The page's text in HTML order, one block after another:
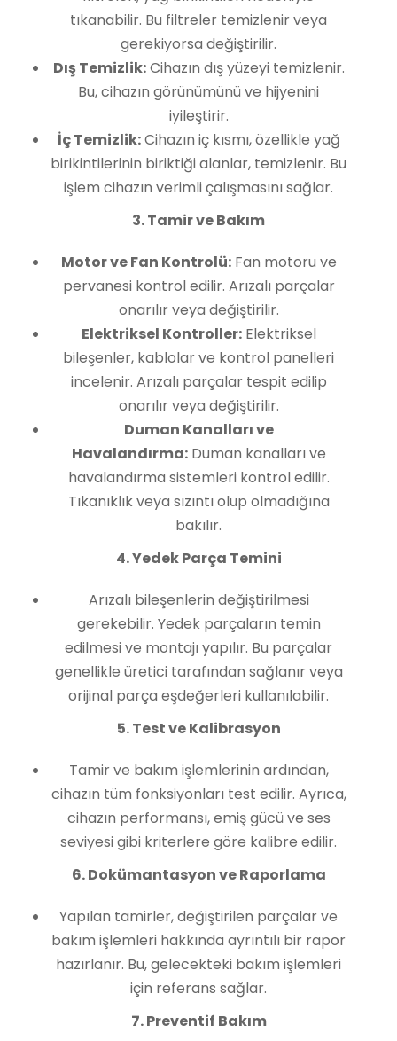
tıkanabilir. Bu filtreler temizlenir veya
gerekiyorsa değiştirilir.
Dış Temizlik:Cihazın dış yüzeyi temizlenir.
Bu, cihazın görünümünü ve hijyenini
iyileştirir.
İç Temizlik:Cihazın iç kısmı, özellikle yağ
birikintilerinin biriktiği alanlar, temizlenir. Bu
işlem cihazın verimli çalışmasını sağlar.
3. Tamir ve Bakım
Motor ve Fan Kontrolü:Fan motoru ve
pervanesi kontrol edilir. Arızalı parçalar
onarılır veya değiştirilir.
Elektriksel Kontroller:Elektriksel
bileşenler, kablolar ve kontrol panelleri
incelenir. Arızalı parçalar tespit edilip
onarılır veya değiştirilir.
Duman Kanalları ve
Havalandırma:Duman kanalları ve
havalandırma sistemleri kontrol edilir.
Tıkanıklık veya sızıntı olup olmadığına
bakılır.
4. Yedek Parça Temini
Arızalı bileşenlerin değiştirilmesi
gerekebilir. Yedek parçaların temin
edilmesi ve montajı yapılır. Bu parçalar
genellikle üretici tarafından sağlanır veya
orijinal parça eşdeğerleri kullanılabilir.
5. Test ve Kalibrasyon
Tamir ve bakım işlemlerinin ardından,
cihazın tüm fonksiyonları test edilir. Ayrıca,
cihazın performansı, emiş gücü ve ses
seviyesi gibi kriterlere göre kalibre edilir.
6. Dokümantasyon ve Raporlama
Yapılan tamirler, değiştirilen parçalar ve
bakım işlemleri hakkında ayrıntılı bir rapor
hazırlanır. Bu, gelecekteki bakım işlemleri
için referans sağlar.
7. Preventif Bakım